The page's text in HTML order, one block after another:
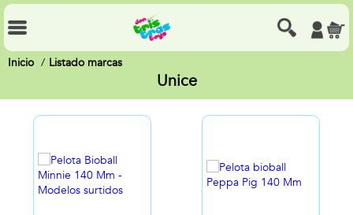
Inicio Listado marcas
Unice